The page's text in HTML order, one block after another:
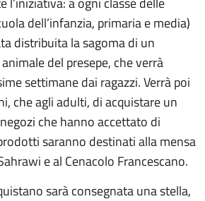
dell’infanzia, primaria e media)
distribuita la sagoma di un
del presepe, che verrà
settimane dai ragazzi. Verrà poi
che agli adulti, di acquistare un
che hanno accettato di
saranno destinati alla mensa
e al Cenacolo Francescano.
sarà consegnata una stella,